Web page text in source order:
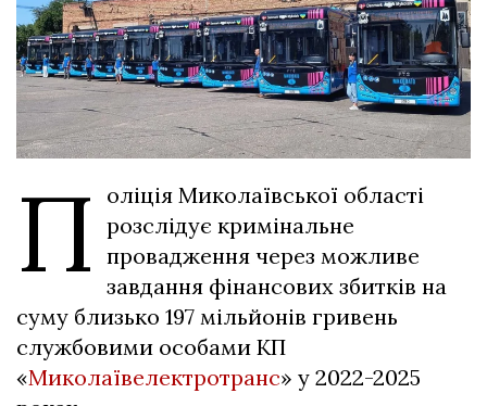
П
оліція Миколаївської області
розслідує кримінальне
провадження через можливе
завдання фінансових збитків на
суму близько 197 мільйонів гривень
службовими особами КП
«Миколаївелектротранс» у 2022-2025